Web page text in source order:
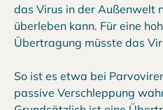
das Virus in der Außenwelt
überleben kann. Für eine
Übertragung müsste das
So ist es etwa bei
passive Verschleppung